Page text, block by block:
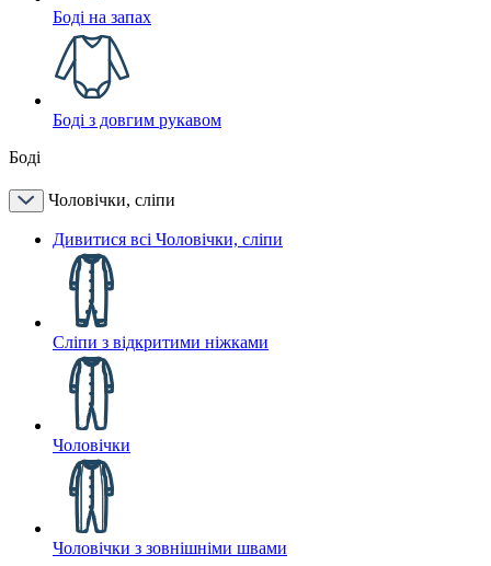
Боді на запах
Боді з довгим рукавом
Боді
Чоловічки, сліпи
Дивитися всі Чоловічки, сліпи
Сліпи з відкритими ніжками
Чоловічки
Чоловічки з зовнішніми швами